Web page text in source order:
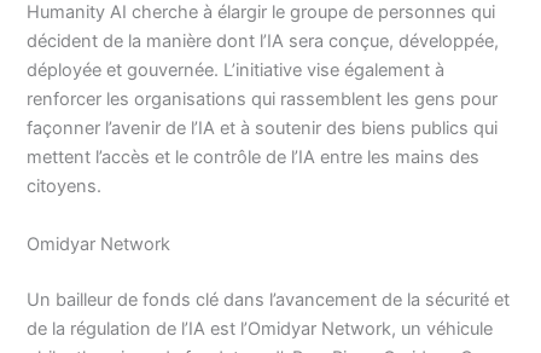
Humanity AI cherche à élargir le groupe de personnes qui
décident de la manière dont l’IA sera conçue, développée,
déployée et gouvernée. L’initiative vise également à
renforcer les organisations qui rassemblent les gens pour
façonner l’avenir de l’IA et à soutenir des biens publics qui
mettent l’accès et le contrôle de l’IA entre les mains des
citoyens.
Omidyar Network
Un bailleur de fonds clé dans l’avancement de la sécurité et
de la régulation de l’IA est l’Omidyar Network, un véhicule